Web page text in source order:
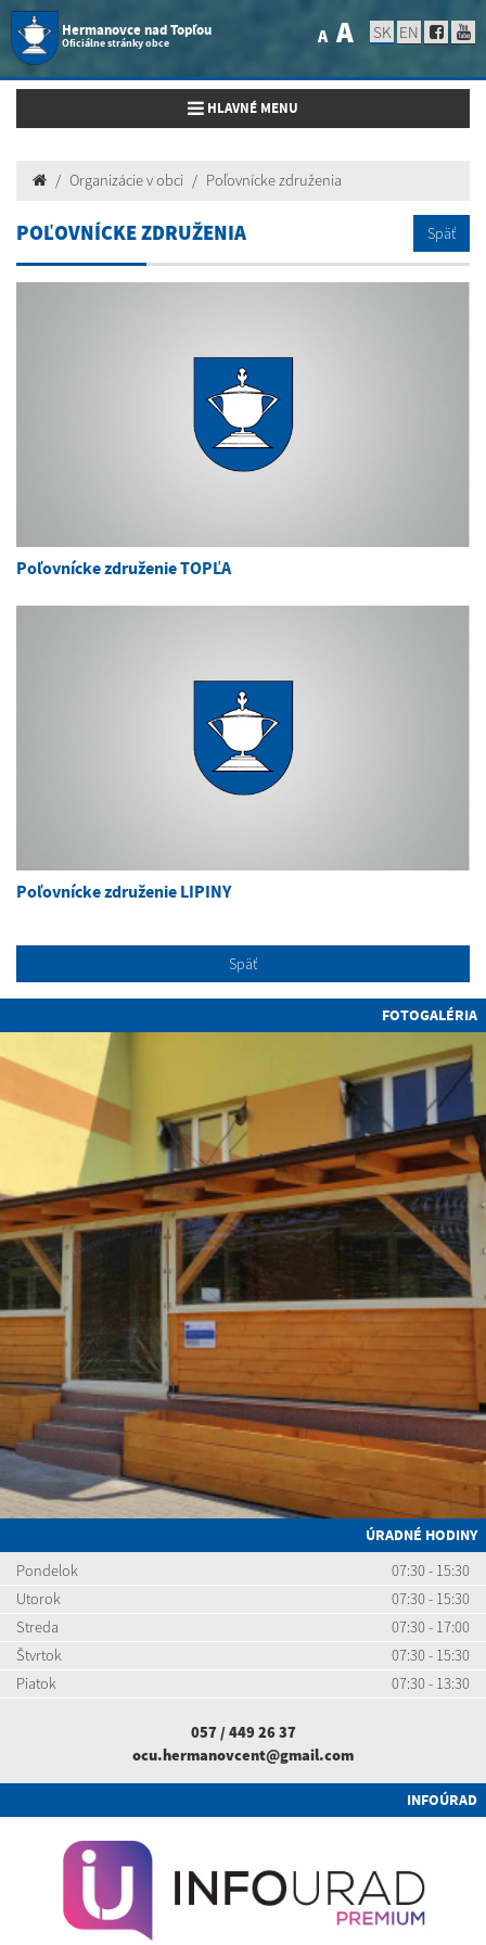
Hermanovce nad Topľou
Oficiálne stránky obce A A SK EN
Toggle navigation
HLAVNÉ MENU
Organizácie v obci Poľovnícke združenia
POĽOVNÍCKE ZDRUŽENIA Späť
Poľovnícke združenie TOPĽA
Poľovnícke združenie LIPINY
Späť
FOTOGALÉRIA
ÚRADNÉ HODINY
Pondelok
07:30 - 15:30
Utorok
07:30 - 15:30
Streda
07:30 - 17:00
Štvrtok
07:30 - 15:30
Piatok
07:30 - 13:30
057 / 449 26 37
ocu.hermanovcent@gmail.com
INFOÚRAD